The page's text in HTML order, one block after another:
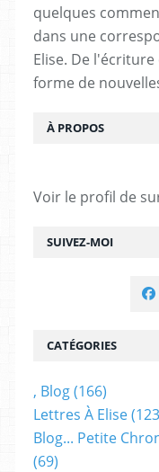
SUIVEZ-MOI
quelques
dans une
Elise. De
forme de
À PROPOS
Voir le profil de
CATÉGORIES
, Blog(166)
Lettres À Elise
Blog... Petite
(69)